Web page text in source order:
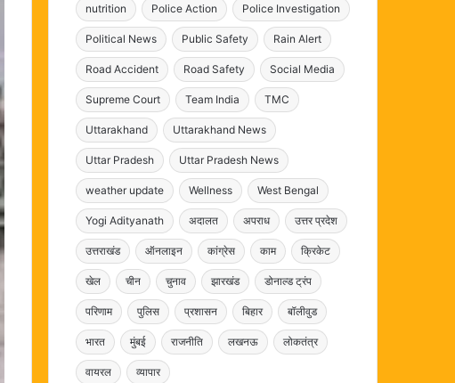
nutrition Police Action Police Investigation
Political News Public Safety Rain Alert
Road Accident Road Safety Social Media
Supreme Court Team India TMC
Uttarakhand Uttarakhand News
Uttar Pradesh Uttar Pradesh News
weather update Wellness West Bengal
Yogi Adityanath अदालत अपराध उत्तर प्रदेश
उत्तराखंड ऑनलाइन कांग्रेस काम क्रिकेट
खेल चीन चुनाव झारखंड डोनाल्ड ट्रंप
परिणाम पुलिस प्रशासन बिहार बॉलीवुड
भारत मुंबई राजनीति लखनऊ लोकतंत्र
वायरल व्यापार